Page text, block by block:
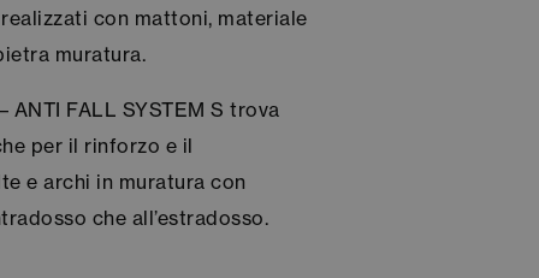
con mattoni, materiale
muratura.
ANTI FALL SYSTEM S trova
per il rinforzo e il
e archi in muratura con
che all’estradosso.